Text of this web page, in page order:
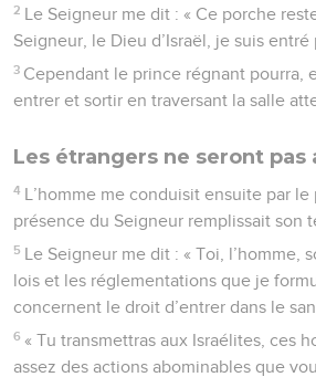
2 Le Seigneur me dit : « Ce porche
Seigneur, le Dieu d’Israël, je suis entré
3 Cependant le prince régnant pourra,
entrer et sortir en traversant la salle
Les étrangers ne seront
4 L’homme me conduisit ensuite par
présence du Seigneur remplissait son
5 Le Seigneur me dit : « Toi,
lois et les réglementations que je
concernent le droit d’entrer dans le
6 « Tu transmettras aux Israélites, ces
assez des actions abominables que